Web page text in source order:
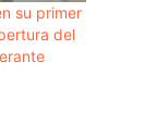
su primer
del